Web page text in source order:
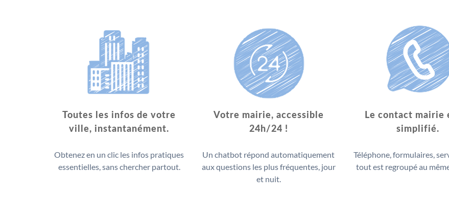
Toutes les infos de votre
ville, instantanément.
Obtenez en un clic les infos pratiques
essentielles, sans chercher partout.
Votre mairie, accessible
24h/24 !
Un chatbot répond automatiquement
aux questions les plus fréquentes, jour
et nuit.
Le contact mairie
simplifié.
Téléphone, formulaires,
tout est regroupé au